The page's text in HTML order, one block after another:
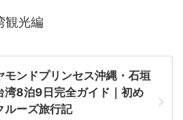
観光編
モンドプリンセス沖縄・石垣
湾8泊9日完全ガイド｜初め
ルーズ旅行記